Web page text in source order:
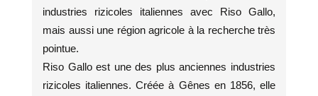
industries rizicoles italiennes avec Riso Gallo,
mais aussi une région agricole à la recherche très
pointue.
Riso Gallo est une des plus anciennes industries
rizicoles italiennes. Créée à Gênes en 1856, elle